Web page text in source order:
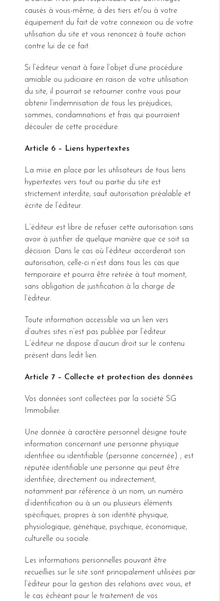
causés à vous-même, à des tiers et/ou à votre
équipement du fait de votre connexion ou de votre
utilisation du site et vous renoncez à toute action
contre lui de ce fait.
Si l’éditeur venait à faire l’objet d’une procédure
amiable ou judiciaire en raison de votre utilisation
du site, il pourrait se retourner contre vous pour
obtenir l’indemnisation de tous les préjudices,
sommes, condamnations et frais qui pourraient
découler de cette procédure.
Article 6 – Liens hypertextes
La mise en place par les utilisateurs de tous liens
hypertextes vers tout ou partie du site est
strictement interdite, sauf autorisation préalable et
écrite de l’éditeur.
L’éditeur est libre de refuser cette autorisation sans
avoir à justifier de quelque manière que ce soit sa
décision. Dans le cas où l’éditeur accorderait son
autorisation, celle-ci n’est dans tous les cas que
temporaire et pourra être retirée à tout moment,
sans obligation de justification à la charge de
l’éditeur.
Toute information accessible via un lien vers
d’autres sites n’est pas publiée par l’éditeur.
L’éditeur ne dispose d’aucun droit sur le contenu
présent dans ledit lien.
Article 7 – Collecte et protection des données
Vos données sont collectées par la société SG
Immobilier.
Une donnée à caractère personnel désigne toute
information concernant une personne physique
identifiée ou identifiable (personne concernée) ; est
réputée identifiable une personne qui peut être
identifiée, directement ou indirectement,
notamment par référence à un nom, un numéro
d’identification ou à un ou plusieurs éléments
spécifiques, propres à son identité physique,
physiologique, génétique, psychique, économique,
culturelle ou sociale.
Les informations personnelles pouvant être
recueillies sur le site sont principalement utilisées par
l’éditeur pour la gestion des relations avec vous, et
le cas échéant pour le traitement de vos